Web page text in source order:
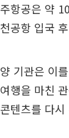
주항공은 약
천공항 입국
양 기관은 이
여행을 마친
콘텐츠를 다